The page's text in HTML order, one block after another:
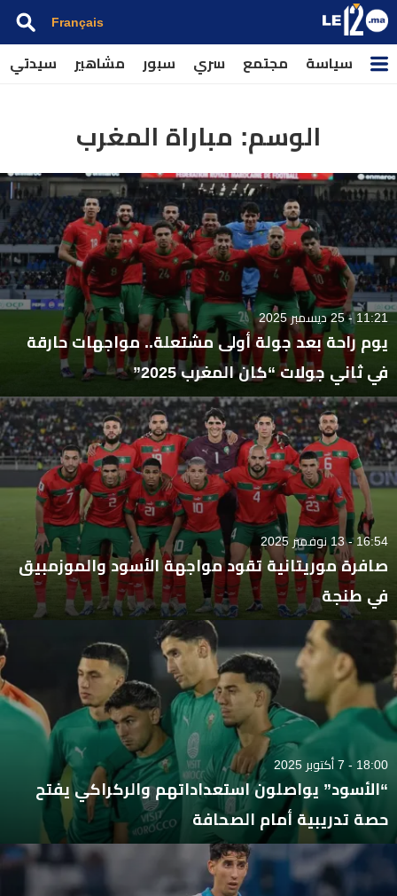
Français
سياسة مجتمع سري سبور مشاهير سيدتي
الوسم: مباراة المغرب
11:21 - 25 ديسمبر 2025
يوم راحة بعد جولة أولى مشتعلة.. مواجهات حارقة
في ثاني جولات “كان المغرب 2025”
16:54 - 13 نوفمبر 2025
صافرة موريتانية تقود مواجهة الأسود والموزمبيق
في طنجة
18:00 - 7 أكتوبر 2025
“الأسود” يواصلون استعداداتهم والركراكي يفتح
حصة تدريبية أمام الصحافة